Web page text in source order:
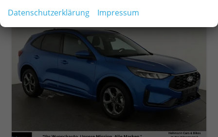
ab 300,– € mtl.
Datenschutzerklärung Impressum